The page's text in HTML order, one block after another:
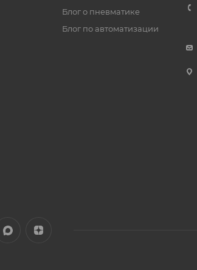
Блог о пневматике
Блог по автоматизации